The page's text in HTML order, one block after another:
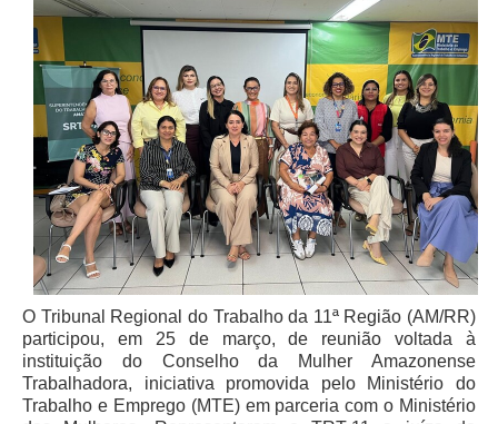
O Tribunal Regional do Trabalho da 11ª Região (AM/RR)
participou, em 25 de março, de reunião voltada à
instituição do Conselho da Mulher Amazonense
Trabalhadora, iniciativa promovida pelo Ministério do
Trabalho e Emprego (MTE) em parceria com o Ministério